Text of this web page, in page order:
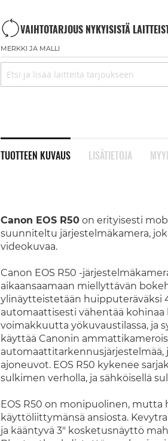
VAIHTOTARJOUS NYKYISISTÄ
MERKKI JA MALLI
TUOTTEEN KUVAUS
Canon EOS R50on erityisesti
suunniteltu järjestelmäkamera,
videokuvaa.
Canon EOS R50 -
aikaansaamaan miellyttävän
ylinäytteistetään huipputeräväksi
automaattisesti vähentää kohinaa
voimakkuutta yökuvaustilassa, ja
käyttää Canonin
automaattitarkennusjärjestelmää,
ajoneuvot. EOS R50 kykenee
sulkimen verholla, ja sähköisellä
EOS R50 on monipuolinen,
käyttöliittymänsä ansiosta.
ja kääntyvä 3" kosketusnäyttö
LISÄTIETOJA